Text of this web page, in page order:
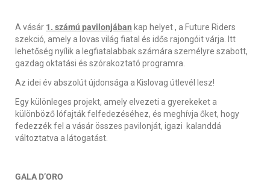
A vásár 1. számú pavilonjában kap helyet , a Future Riders
szekció, amely a lovas világ fiatal és idős rajongóit várja. Itt
lehetőség nyílik a legfiatalabbak számára személyre szabott,
gazdag oktatási és szórakoztató programra.
Az idei év abszolút újdonsága a Kislovag útlevél lesz!
Egy különleges projekt, amely elvezeti a gyerekeket a
különböző lófajták felfedezéséhez, és meghívja őket, hogy
fedezzék fel a vásár összes pavilonját, igazi kalanddá
változtatva a látogatást.
GALA D’ORO